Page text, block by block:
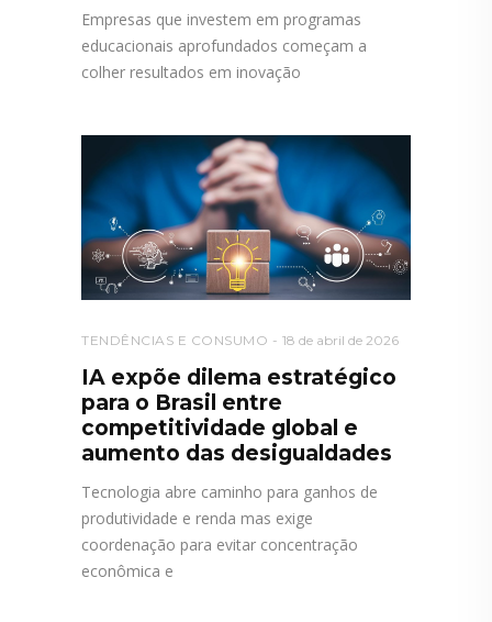
Empresas que investem em programas
educacionais aprofundados começam a
colher resultados em inovação
TENDÊNCIAS E CONSUMO 18 de abril de 2026
IA expõe dilema estratégico
para o Brasil entre
competitividade global e
aumento das desigualdades
Tecnologia abre caminho para ganhos de
produtividade e renda mas exige
coordenação para evitar concentração
econômica e